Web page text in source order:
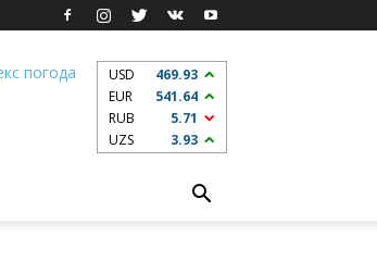
USD
469.93
EUR
541.64
RUB
5.71
UZS
3.93